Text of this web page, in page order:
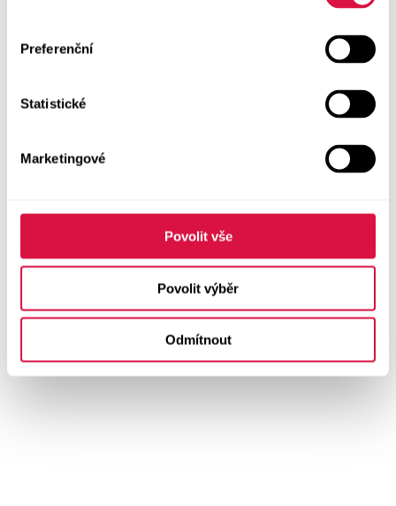
Preferenční
Statistické
Marketingové
Povolit vše
Povolit výběr
Odmítnout